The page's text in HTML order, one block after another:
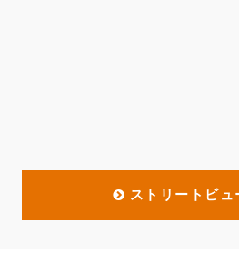
ストリートビュ